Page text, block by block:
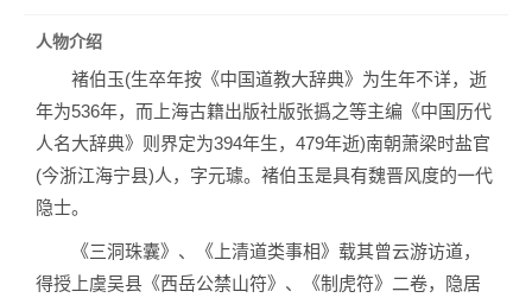
人物介绍
褚伯玉(生卒年按《中国道教大辞典》为生年不详，逝
年为536年，而上海古籍出版社版张撝之等主编《中国历代
人名大辞典》则界定为394年生，479年逝)南朝萧梁时盐官
(今浙江海宁县)人，字元璩。褚伯玉是具有魏晋风度的一代
隐士。
《三洞珠囊》、《上清道类事相》载其曾云游访道，
得授上虞吴县《西岳公禁山符》、《制虎符》二卷，隐居